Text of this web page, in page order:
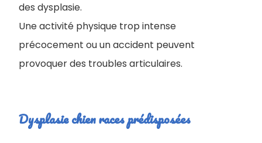
des dysplasie.
Une activité physique trop intense
précocement ou un accident peuvent
provoquer des troubles articulaires.
Dysplasie chien races prédisposées